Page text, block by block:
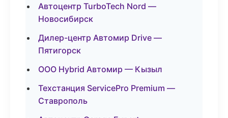
Автоцентр TurboTech Nord —
Новосибирск
Дилер-центр Автомир Drive —
Пятигорск
ООО Hybrid Автомир — Кызыл
Техстанция ServicePro Premium —
Ставрополь